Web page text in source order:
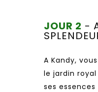
JOUR 2 -
A Kandy,
le jardin
ses essences